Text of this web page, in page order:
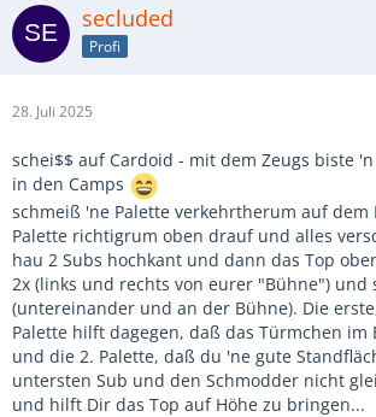
secluded
Profi
28. Juli 2025
schei$$ auf Cardoid - mit dem Zeugs biste
in den Camps
schmeiß 'ne Palette verkehrtherum auf dem
Palette richtigrum oben drauf und alles
hau 2 Subs hochkant und dann das Top
2x (links und rechts von eurer "Bühne") und
(untereinander und an der Bühne). Die
Palette hilft dagegen, daß das Türmchen im
und die 2. Palette, daß du 'ne gute
untersten Sub und den Schmodder nicht
und hilft Dir das Top auf Höhe zu bringen...